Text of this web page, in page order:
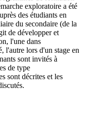
exploratoire a été
des étudiants en
du secondaire (de la
de développer et
l'une dans
l'autre lors d'un stage en
sont invités à
de type
sont décrites et les